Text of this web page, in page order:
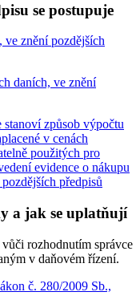
se postupuje
ve znění pozdějších
daních, ve znění
stanoví způsob výpočtu
v cenách
použitých pro
evidence o nákupu
předpisů
a jak se uplatňují
rozhodnutím správce
v daňovém řízení.
č. 280/2009 Sb.,